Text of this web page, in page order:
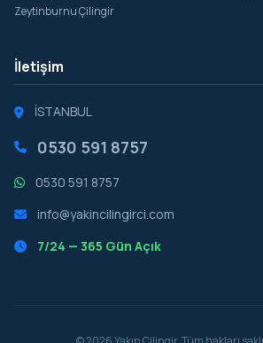
Zeytinburnu Çilingir
İletişim
İSTANBUL
0530 591 8757
0530 591 8757
info@yakincilingirci.com
7/24 — 365 Gün Açık